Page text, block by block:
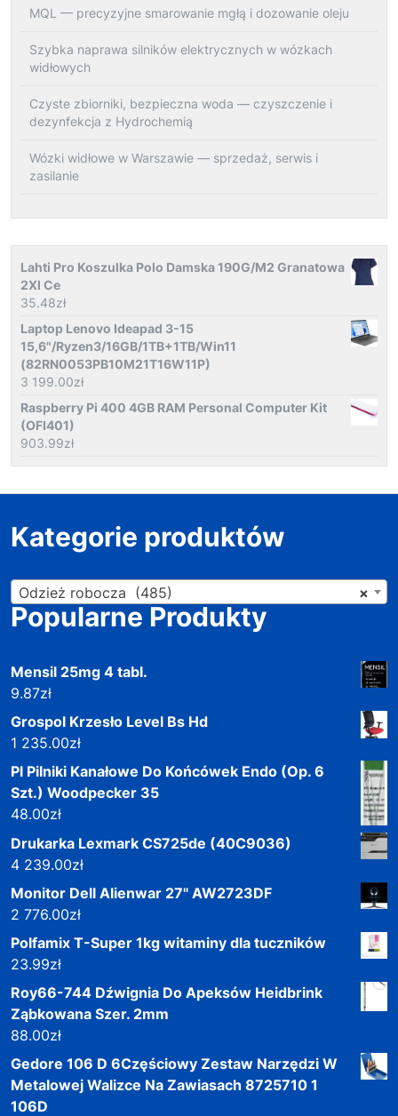
MQL — precyzyjne smarowanie mgłą i dozowanie oleju
Szybka naprawa silników elektrycznych w wózkach
widłowych
Czyste zbiorniki, bezpieczna woda — czyszczenie i
dezynfekcja z Hydrochemią
Wózki widłowe w Warszawie — sprzedaż, serwis i
zasilanie
Lahti Pro Koszulka Polo Damska 190G/M2 Granatowa
2Xl Ce
35.48zł
Laptop Lenovo Ideapad 3-15
15,6"/Ryzen3/16GB/1TB+1TB/Win11
(82RN0053PB10M21T16W11P)
3 199.00zł
Raspberry Pi 400 4GB RAM Personal Computer Kit
(OFI401)
903.99zł
Kategorie produktów
×
Odzież robocza (485)
Popularne Produkty
Mensil 25mg 4 tabl.
9.87zł
Grospol Krzesło Level Bs Hd
1 235.00zł
Pl Pilniki Kanałowe Do Końcówek Endo (Op. 6
Szt.) Woodpecker 35
48.00zł
Drukarka Lexmark CS725de (40C9036)
4 239.00zł
Monitor Dell Alienwar 27" AW2723DF
2 776.00zł
Polfamix T-Super 1kg witaminy dla tuczników
23.99zł
Roy66-744 Dźwignia Do Apeksów Heidbrink
Ząbkowana Szer. 2mm
88.00zł
Gedore 106 D 6Częściowy Zestaw Narzędzi W
Metalowej Walizce Na Zawiasach 8725710 1
106D